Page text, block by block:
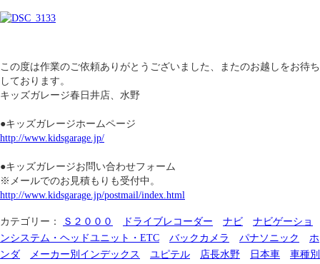
この度は作業のご依頼ありがとうございました、またのお越しをお待ち
しております。
キッズガレージ春日井店、水野
●キッズガレージホームページ
http://www.kidsgarage.jp/
●キッズガレージお問い合わせフォーム
※メールでのお見積もりも受付中。
http://www.kidsgarage.jp/postmail/index.html
カテゴリー： Ｓ２０００ ドライブレコーダー ナビ
ナビゲーショ
ンシステム・ヘッドユニット・ETC
バックカメラ パナソニック
ホ
ンダ
メーカー別インデックス ユピテル 店長水野 日本車
車種別